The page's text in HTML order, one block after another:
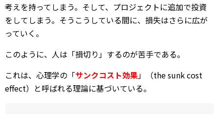
考えを持ってしまう。そして、プロジェクトに追加で投資
をしてしまう。そうこうしている間に、損失はさらに広が
っていく。
このように、人は「損切り」するのが苦手である。
これは、心理学の「サンクコスト効果」（the sunk cost
effect）と呼ばれる理論に基づいている。